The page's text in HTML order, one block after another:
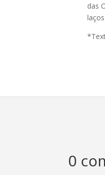
das
0